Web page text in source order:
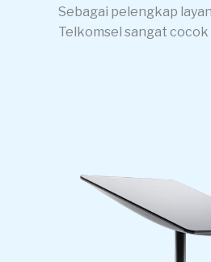
Sebagai pelengkap
Telkomsel sangat